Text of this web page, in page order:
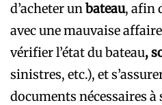
d’acheter unbateau, afin
avec une mauvaise
vérifier l’état du bateau,
sinistres, etc.), et
documents nécessaires à